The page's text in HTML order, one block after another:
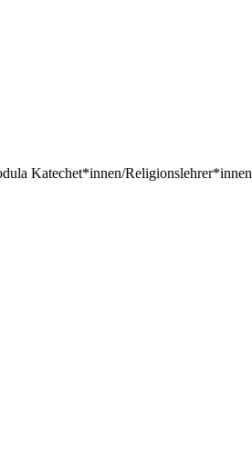
Katechet*innen/